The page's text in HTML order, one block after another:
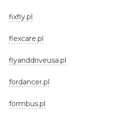
fixfly.pl
flexcare.pl
flyanddriveusa.pl
fordancer.pl
formbus.pl